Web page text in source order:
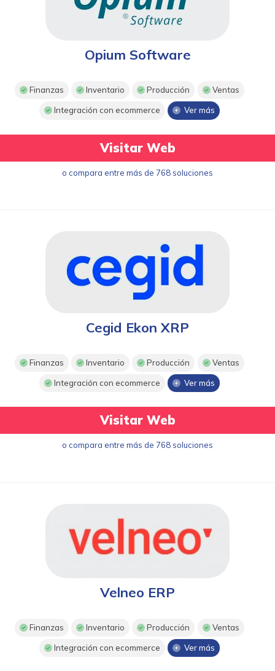
Opium Software
Finanzas Inventario Producción Ventas
Integración con ecommerce Ver más
Visitar Web
o compara entre más de 768 soluciones
Cegid Ekon XRP
Finanzas Inventario Producción Ventas
Integración con ecommerce Ver más
Visitar Web
o compara entre más de 768 soluciones
Velneo ERP
Finanzas Inventario Producción Ventas
Integración con ecommerce Ver más